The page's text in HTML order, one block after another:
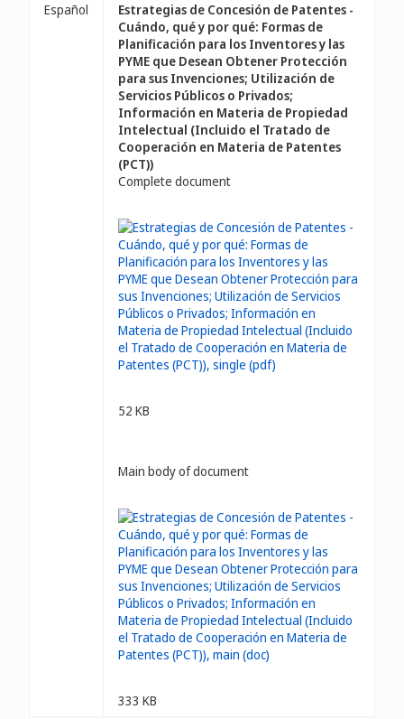
Español
Estrategias de Concesión de Patentes -
Cuándo, qué y por qué: Formas de
Planificación para los Inventores y las
PYME que Desean Obtener Protección
para sus Invenciones; Utilización de
Servicios Públicos o Privados;
Información en Materia de Propiedad
Intelectual (Incluido el Tratado de
Cooperación en Materia de Patentes
(PCT))
Complete document
52 KB
Main body of document
333 KB